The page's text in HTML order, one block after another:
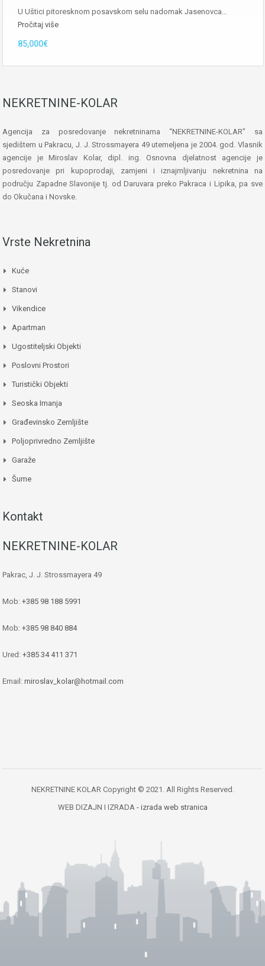
U Uštici pitoresknom posavskom selu nadomak Jasenovca…
Pročitaj više
85,000€
NEKRETNINE-KOLAR
Agencija za posredovanje nekretninama “NEKRETNINE-KOLAR” sa
sjedištem u Pakracu, J. J. Strossmayera 49 utemeljena je 2004. god. Vlasnik
agencije je Miroslav Kolar, dipl. ing. Osnovna djelatnost agencije je
posredovanje pri kupoprodaji, zamjeni i iznajmljivanju nekretnina na
području Zapadne Slavonije tj. od Daruvara preko Pakraca i Lipika, pa sve
do Okučana i Novske.
Vrste Nekretnina
Kuće
Stanovi
Vikendice
Apartman
Ugostiteljski Objekti
Poslovni Prostori
Turistički Objekti
Seoska Imanja
Građevinsko Zemljište
Poljoprivredno Zemljište
Garaže
Šume
Kontakt
NEKRETNINE-KOLAR
Pakrac, J. J. Strossmayera 49
Mob: +385 98 188 5991
Mob: +385 98 840 884
Ured: +385 34 411 371
Email: miroslav_kolar@hotmail.com
NEKRETNINE KOLAR Copyright © 2021. All Rights Reserved.
WEB DIZAJN I IZRADA - izrada web stranica